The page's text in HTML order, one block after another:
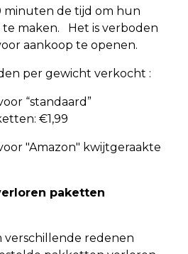
minuten de tijd om hun
te maken. Het is verboden
aankoop te openen.
per gewicht verkocht :
“standaard”
€1,99
"Amazon" kwijtgeraakte
paketten
verschillende redenen